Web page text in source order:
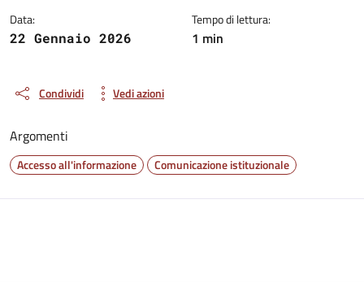
Data:
22 Gennaio 2026
Tempo di lettura:
1 min
Condividi Vedi azioni
Argomenti
Accesso all'informazione Comunicazione istituzionale